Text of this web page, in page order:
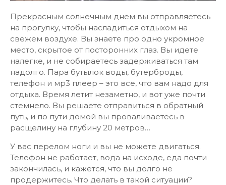
Прекрасным солнечным днем вы отправляетесь
на прогулку, чтобы насладиться отдыхом на
свежем воздухе. Вы знаете про одно укромное
место, скрытое от посторонних глаз. Вы идете
налегке, и не собираетесь задерживаться там
надолго. Пара бутылок воды, бутерброды,
телефон и мр3 плеер – это все, что вам надо для
отдыха. Время летит незаметно, и вот уже почти
стемнело. Вы решаете отправиться в обратный
путь, и по пути домой вы проваливаетесь в
расщелину на глубину 20 метров…
У вас перелом ноги и вы не можете двигаться.
Телефон не работает, вода на исходе, еда почти
закончилась, и кажется, что вы долго не
продержитесь. Что делать в такой ситуации?